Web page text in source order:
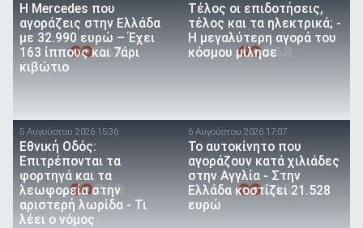
Η Mercedes που
αγοράζεις στην Ελλάδα
με 32.990 ευρώ – Έχει
163 ίππους και 7άρι
κιβώτιο
Τέλος οι επιδοτήσεις,
τέλος και τα ηλεκτρικά; -
Η μεγαλύτερη αγορά του
κόσμου μίλησε
5 Αυγούστου 2026 15:36
Εθνική Οδός:
Επιτρέπονται τα
φορτηγά και τα
λεωφορεία στην
αριστερή λωρίδα - Τι
λέει ο νόμος
6 Αυγούστου 2026 17:07
To αυτοκίνητο που
αγοράζουν κατά χιλιάδες
στην Αγγλία - Στην
Ελλάδα κοστίζει 21.528
ευρώ